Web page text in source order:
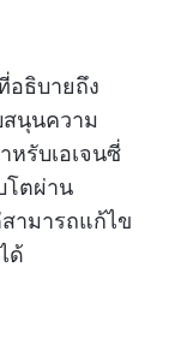
ธิบายถึง
นุนความ
หรับเอเจนซี่
โตผ่าน
ามารถแก้ไข
ด้